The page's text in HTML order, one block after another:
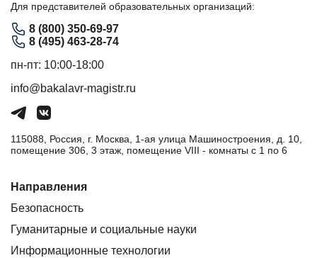
Для представителей образовательных организаций:
8 (800) 350-69-97
8 (495) 463-28-74
пн-пт: 10:00-18:00
info@bakalavr-magistr.ru
115088, Россия, г. Москва, 1-ая улица Машиностроения, д. 10,
помещение 306, 3 этаж, помещение VIII - комнаты с 1 по 6
Направления
Безопасность
Гуманитарные и социальные науки
Информационные технологии